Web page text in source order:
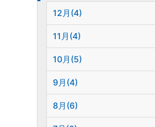
12月(4)
11月(4)
10月(5)
9月(4)
8月(6)